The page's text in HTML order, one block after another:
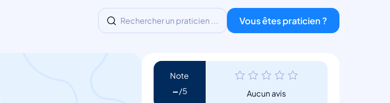
Rechercher un praticien ... Vous êtes praticien ?
Note
- Aucun avis